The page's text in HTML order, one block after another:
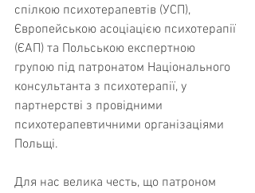
спілкою психотерапевтів (УСП),
Європейською асоціацією психотерапії
(ЄАП) та Польською експертною
групою під патронатом Національного
консультанта з психотерапії, у
партнерстві з провідними
психотерапевтичними організаціями
Польщі.
Для нас велика честь, що патроном